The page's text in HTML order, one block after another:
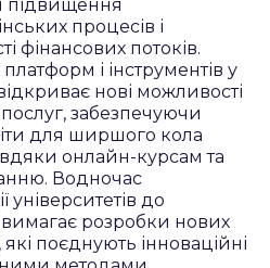
процесів і
фінансових потоків.
і інструментів у
нові можливості
забезпечуючи
для ширшого кола
онлайн-курсам та
Водночас
університетів до
розробки нових
поєднують інноваційні